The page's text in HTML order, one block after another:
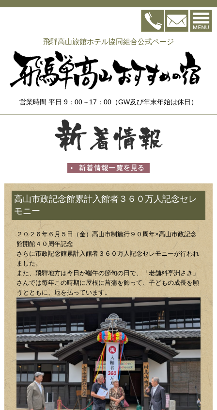
飛騨高山旅館ホテル協同組合公式ページ
営業時間 平日 9：00～17：00（GW及び年末年始は休日）
高山市政記念館累計入館者３６０万人記念セレ
モニー
２０２６年６月５日（金）高山市制施行９０周年×高山市政記念
館開館４０周年記念
さらに市政記念館累計入館者３６０万人記念セレモニーが行われ
ました。
また、飛騨地方は今日が端午の節句の日で、「老舗料亭洲さき」
さんでは毎年この時期に屋根に菖蒲を飾って、子どもの成長を願
うとともに、厄を払っています。